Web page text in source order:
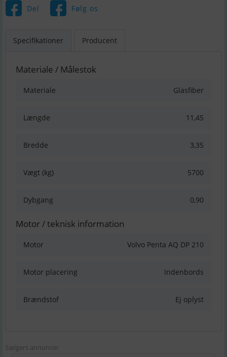
Del Følg os
Specifikationer Producent
Materiale / Målestok
Materiale Glasfiber
Længde 11,45
Bredde 3,35
Vægt (kg) 5700
Dybgang 0,90
Motor / teknisk information
Motor Volvo Penta AQ DP 210
Motor placering Indenbords
Brændstof Ej oplyst
Sælgers annoncer